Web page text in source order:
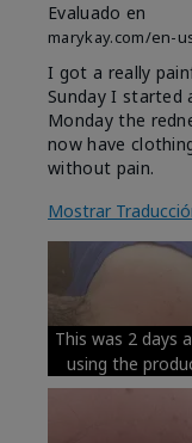
Evaluado en
marykay.com/en-
I got a really
Sunday I started
Monday the
now have
without pain.
Mostrar
This was 2 days
using the